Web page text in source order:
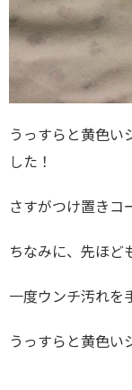
うっすらと黄色い
した！
さすがつけ置きコ
ちなみに、先ほど
一度ウンチ汚れを
うっすらと黄色い